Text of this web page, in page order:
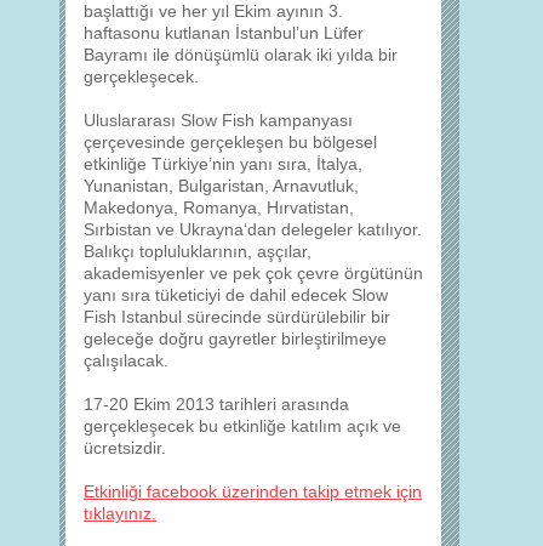
başlattığı ve her yıl Ekim ayının 3.
haftasonu kutlanan İstanbul’un Lüfer
Bayramı ile dönüşümlü olarak iki yılda bir
gerçekleşecek.
Uluslararası Slow Fish kampanyası
çerçevesinde gerçekleşen bu bölgesel
etkinliğe Türkiye’nin yanı sıra, İtalya,
Yunanistan, Bulgaristan, Arnavutluk,
Makedonya, Romanya, Hırvatistan,
Sırbistan ve Ukrayna‘dan delegeler katılıyor.
Balıkçı topluluklarının, aşçılar,
akademisyenler ve pek çok çevre örgütünün
yanı sıra tüketiciyi de dahil edecek Slow
Fish Istanbul sürecinde sürdürülebilir bir
geleceğe doğru gayretler birleştirilmeye
çalışılacak.
17-20 Ekim 2013 tarihleri arasında
gerçekleşecek bu etkinliğe katılım açık ve
ücretsizdir.
Etkinliği facebook üzerinden takip etmek için
tıklayınız.